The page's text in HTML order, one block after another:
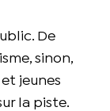
De
sinon,
jeunes
la piste.